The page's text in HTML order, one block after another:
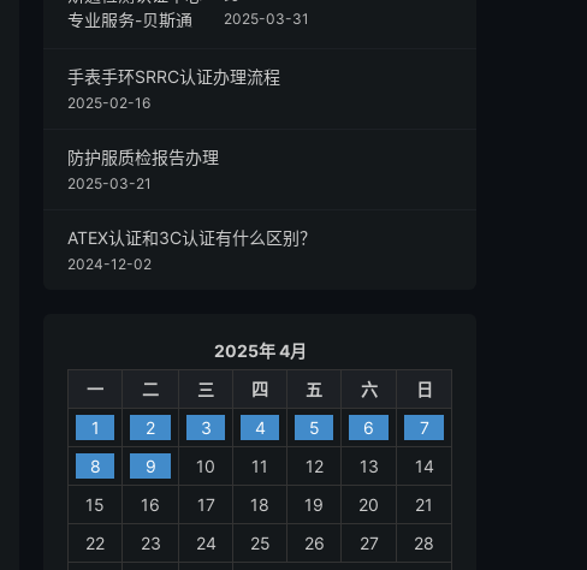
2025-03-31
手表手环SRRC认证办理流程
2025-02-16
防护服质检报告办理
2025-03-21
ATEX认证和3C认证有什么区别？
2024-12-02
2025年 4月
一
二 三 四 五 六
日
1
2 3 4 5 6
7
8
9 10 11 12 13
14
15
16 17 18 19 20
21
22
23 24 25 26 27
28